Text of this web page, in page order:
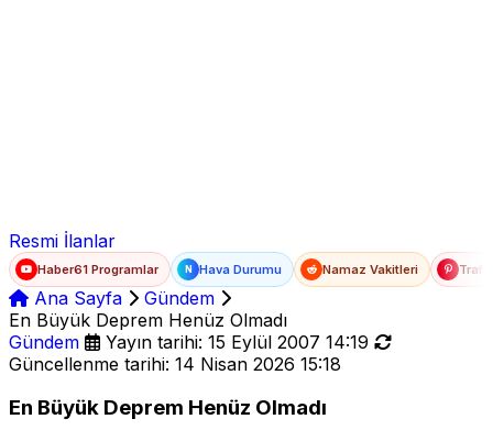
Resmi İlanlar
Haber61 Programlar N Hava Durumu Namaz Vakitleri
Ana Sayfa
Gündem
En Büyük Deprem Henüz Olmadı
Gündem
Yayın tarihi: 15 Eylül 2007 14:19
Güncellenme tarihi: 14 Nisan 2026 15:18
En Büyük Deprem Henüz Olmadı